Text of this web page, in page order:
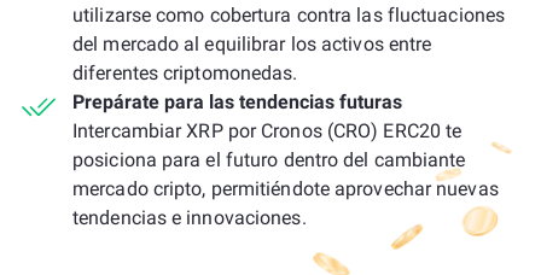
utilizarse como cobertura contra las fluctuaciones
del mercado al equilibrar los activos entre
diferentes criptomonedas.
Prepárate para las tendencias futuras
Intercambiar XRP por Cronos (CRO) ERC20 te
posiciona para el futuro dentro del cambiante
mercado cripto, permitiéndote aprovechar nuevas
tendencias e innovaciones.